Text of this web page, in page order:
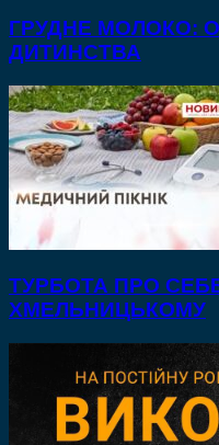
ГРУДНЕ МОЛОКО:
ДИТИНСТВА
ТУРБОТА ПРО
ХМЕЛЬНИЦЬКОМУ